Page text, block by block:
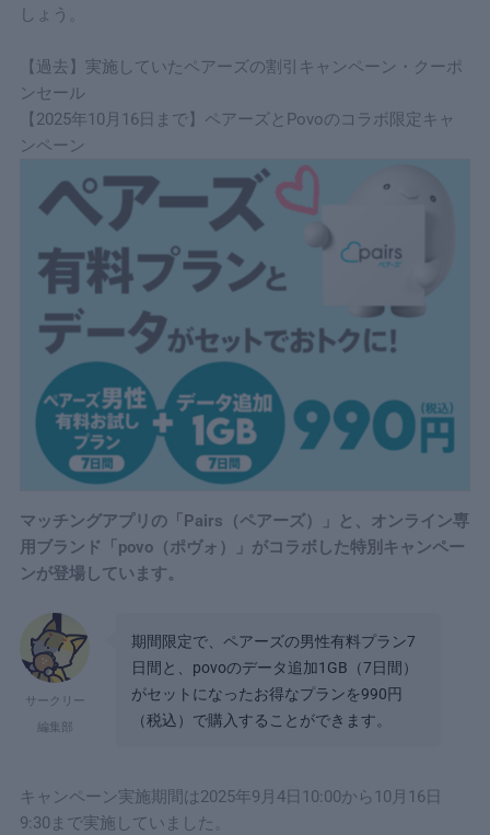
しょう。
【過去】実施していたペアーズの割引キャンペーン・クーポ
ンセール
【2025年10月16日まで】ペアーズとPovoのコラボ限定キャ
ンペーン
マッチングアプリの「Pairs（ペアーズ）」と、オンライン専
用ブランド「povo（ポヴォ）」がコラボした特別キャンペー
ンが登場しています。
サークリー
編集部
期間限定で、ペアーズの男性有料プラン7
日間と、povoのデータ追加1GB（7日間）
がセットになったお得なプランを990円
（税込）で購入することができます。
キャンペーン実施期間は2025年9月4日10:00から10月16日
9:30まで実施していました。